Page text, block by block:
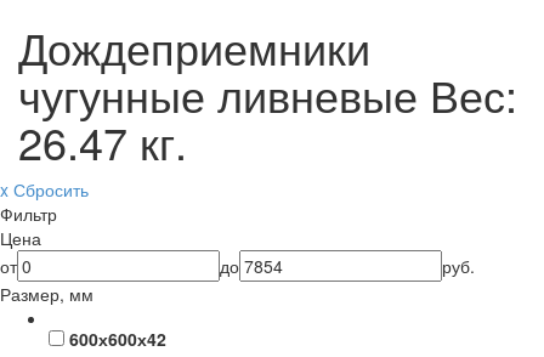
Дождеприемники
чугунные ливневые Вес:
26.47 кг.
x Сбросить
Фильтр
Цена
от
до
руб.
Размер, мм
600х600х42